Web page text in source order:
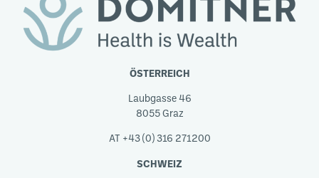
ÖSTERREICH
Laubgasse 46
8055 Graz
AT +43 (0) 316 271200
SCHWEIZ